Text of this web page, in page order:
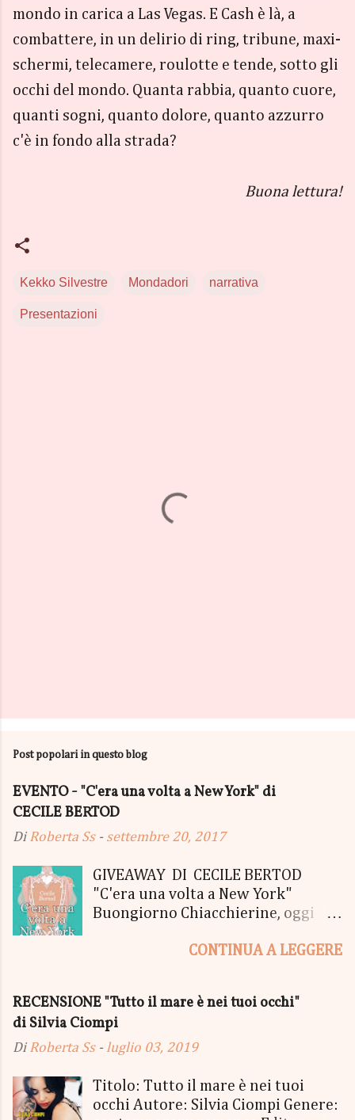
mondo in carica a Las Vegas. E Cash è là, a
combattere, in un delirio di ring, tribune, maxi-
schermi, telecamere, roulotte e tende, sotto gli
occhi del mondo. Quanta rabbia, quanto cuore,
quanti sogni, quanto dolore, quanto azzurro
c'è in fondo alla strada?
Buona lettura!
Kekko Silvestre Mondadori narrativa
Presentazioni
Post popolari in questo blog
EVENTO - "C'era una volta a New York" di
CECILE BERTOD
DiRoberta Ss - settembre 20, 2017
GIVEAWAY DI CECILE BERTOD
"C'era una volta a New York"
Buongiorno Chiacchierine, oggi
lanciamo il SUPER MEGA GIVEAWAY
05 Ottobre di "C'era una volta a
New York", edito Newton Compton.
Un Giveaway molto ricco per la
Premio, che si aggiudicherà tutto
in Un bel PACCO SORPRESA: - La
CONTINUA A LEGGERE
RECENSIONE "Tutto il mare è nei tuoi occhi"
di Silvia Ciompi
DiRoberta Ss - luglio 03, 2019
Titolo: Tutto il mare è nei tuoi
occhi Autore: Silvia Ciompi Genere: